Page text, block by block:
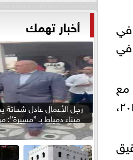
في
في
مع
مديرية الصحة، وذلك على مدار يومي الجمعة والسبت الموافقين ١٣ و١٤ يونيو ٢٠٢٥،
أخبار تهمك
رجل الأعمال عادل شحاتة
ميناء دمياط بـ ”مسيرة”: